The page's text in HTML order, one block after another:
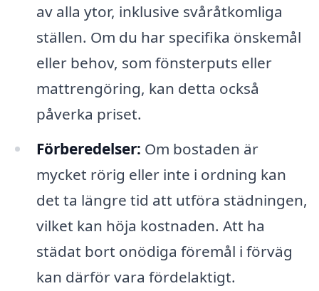
av alla ytor, inklusive svåråtkomliga
ställen. Om du har specifika önskemål
eller behov, som fönsterputs eller
mattrengöring, kan detta också
påverka priset.
Förberedelser: Om bostaden är
mycket rörig eller inte i ordning kan
det ta längre tid att utföra städningen,
vilket kan höja kostnaden. Att ha
städat bort onödiga föremål i förväg
kan därför vara fördelaktigt.